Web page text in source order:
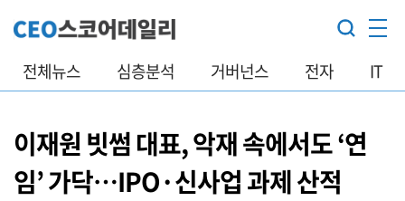
전체뉴스 심층분석 거버넌스 전자 IT
이재원 빗썸 대표, 악재 속에서도 ‘연
임’ 가닥…IPO·신사업 과제 산적